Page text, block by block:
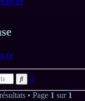
Rechercher
• Page 1 sur 1